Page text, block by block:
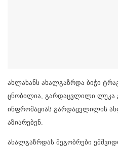
ახლახანს ახალგაზრდა ბიჭი
ცნობილია, გარდაცვლილი ლუკა
ინფრომაციას გარდაცვლილის
აზიარებენ.
ახალგაზრდას მეგობრები